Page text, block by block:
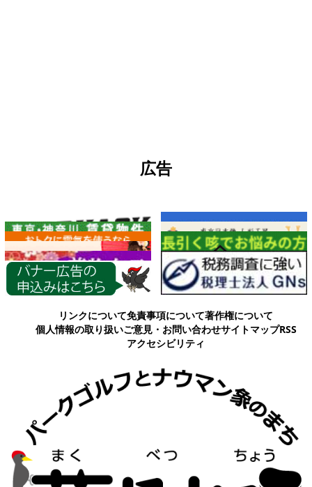
広告
各種情報
リンクについて免責事項について著作権について
個人情報の取り扱いご意見・お問い合わせサイトマップRSS
アクセシビリティ